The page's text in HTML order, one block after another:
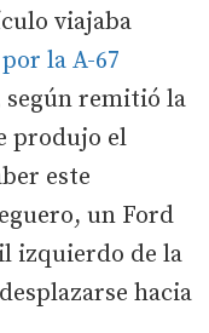
viajaba
la A-67
según remitió la
produjo el
este
un Ford
izquierdo de la
hacia